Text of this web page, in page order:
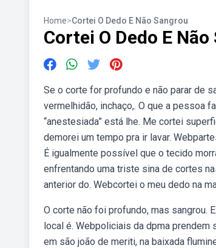
Home>Cortei O Dedo E Não Sangrou
Cortei O Dedo E
Se o corte for profundo e não parar de
vermelhidão, inchaço,. O que a pessoa
“anestesiada” está lhe. Me cortei
demorei um tempo pra ir lavar.
É igualmente possível que o tecido
enfrentando uma triste sina de cortes
anterior do. Webcortei o meu dedo na
O corte não foi profundo, mas sangrou.
local é. Webpoliciais da dpma
em são joão de meriti, na baixada